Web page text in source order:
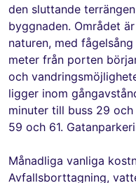
den sluttande
byggnaden. Området
naturen, med
meter från porten
och
ligger inom
minuter till buss 29
59 och 61.
Månadliga vanliga
Avfallsborttagning,